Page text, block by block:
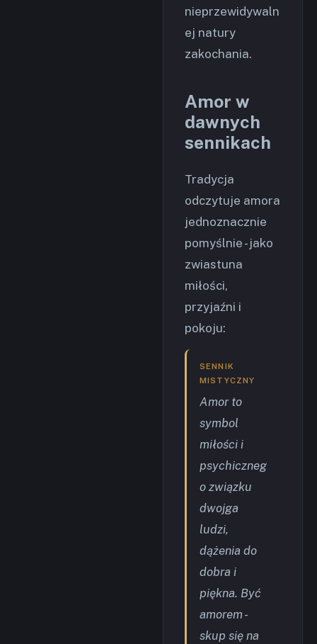
nieprzewidywaln
ej natury
zakochania.
Amor w
dawnych
sennikach
Tradycja
odczytuje amora
jednoznacznie
pomyślnie - jako
zwiastuna
miłości,
przyjaźni i
pokoju:
SENNIK
MISTYCZNY
Amor to
symbol
miłości i
psychiczneg
o związku
dwojga
ludzi,
dążenia do
dobra i
piękna. Być
amorem -
skup się na